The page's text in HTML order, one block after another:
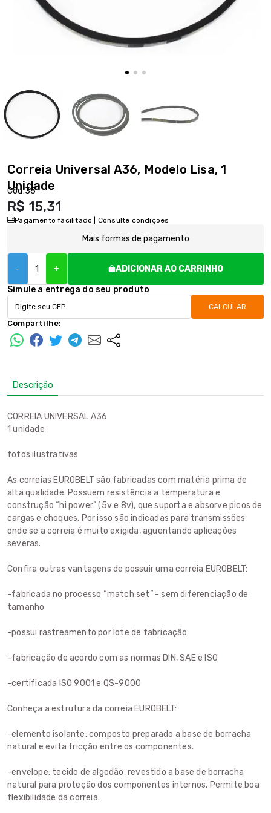
Correia Universal A36, Modelo Lisa, 1
Unidade
Cód:36
R$ 15,31
Pagamento facilitado | Consulte condições
Mais formas de pagamento
- +
ADICIONAR AO CARRINHO
Simule a entrega do seu produto
CALCULAR
Compartilhe:
Descrição
CORREIA UNIVERSAL A36
1 unidade
fotos ilustrativas
As correias EUROBELT são fabricadas com matéria prima de
alta qualidade. Possuem resistência a temperatura e
construção “hi power” (5v e 8v), que suporta e absorve picos de
cargas e choques. Por isso são indicadas para transmissões
onde se a correia é muito exigida, aguentando aplicações
severas.
Confira outras vantagens de possuir uma correia EUROBELT:
-fabricada no processo “match set” - sem diferenciação de
tamanho
-possui rastreamento por lote de fabricação
-fabricação de acordo com as normas DIN, SAE e ISO
-certificada ISO 9001 e QS-9000
Conheça a estrutura da correia EUROBELT:
-elemento isolante: composto preparado a base de borracha
natural e evita fricção entre os componentes.
-envelope: tecido de algodão, revestido a base de borracha
natural para proteção dos componentes internos. Permite boa
flexibilidade da correia.